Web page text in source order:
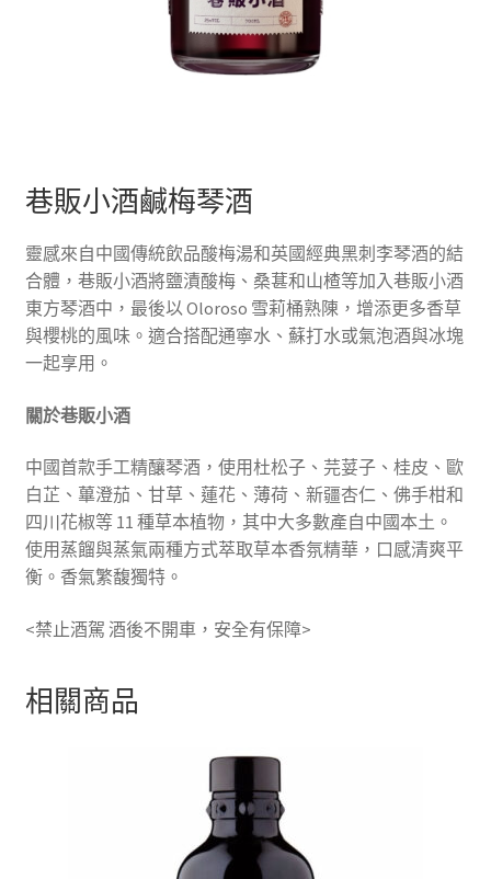
巷販小酒鹹梅琴酒
靈感來自中國傳統飲品酸梅湯和英國經典黑刺李琴酒的結
合體，巷販小酒將鹽漬酸梅、桑葚和山楂等加入巷販小酒
東方琴酒中，最後以 Oloroso 雪莉桶熟陳，增添更多香草
與櫻桃的風味。適合搭配通寧水、蘇打水或氣泡酒與冰塊
一起享用。
關於巷販小酒
中國首款手工精釀琴酒，使用杜松子、芫荽子、桂皮、歐
白芷、蓽澄茄、甘草、蓮花、薄荷、新疆杏仁、佛手柑和
四川花椒等 11 種草本植物，其中大多數產自中國本土。
使用蒸餾與蒸氣兩種方式萃取草本香氛精華，口感清爽平
衡。香氣繁馥獨特。
<禁止酒駕 酒後不開車，安全有保障>
相關商品